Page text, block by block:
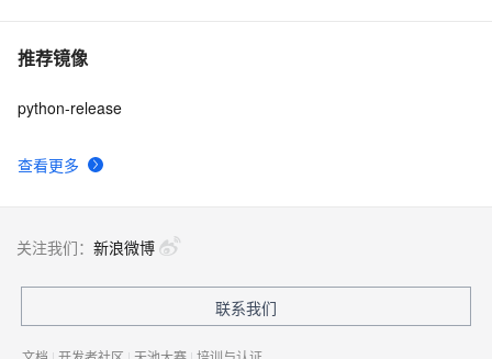
推荐镜像
查看更多
python-release
关注我们： 新浪微博
联系我们